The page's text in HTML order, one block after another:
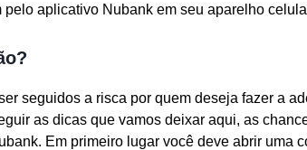
aplicativo Nubank em seu aparelho
seguidos a risca por quem deseja fazer a
as dicas que vamos deixar aqui, as
Em primeiro lugar você deve abrir uma